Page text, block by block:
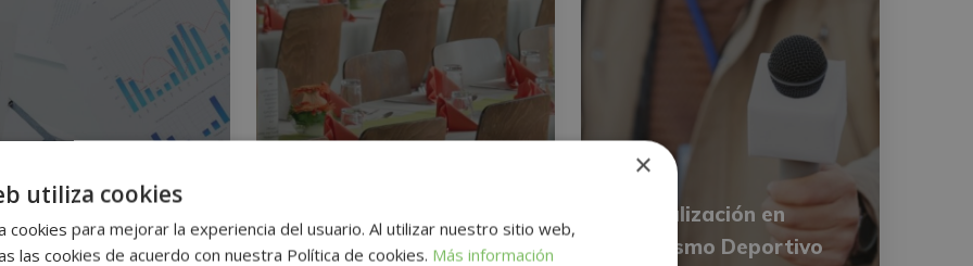
Estratégico
Organización de Eventos
Especialización en
Periodismo Deportivo
×
utiliza cookies
cookies para mejorar la experiencia del usuario. Al utilizar nuestro sitio web,
las cookies de acuerdo con nuestra Política de cookies. Más información